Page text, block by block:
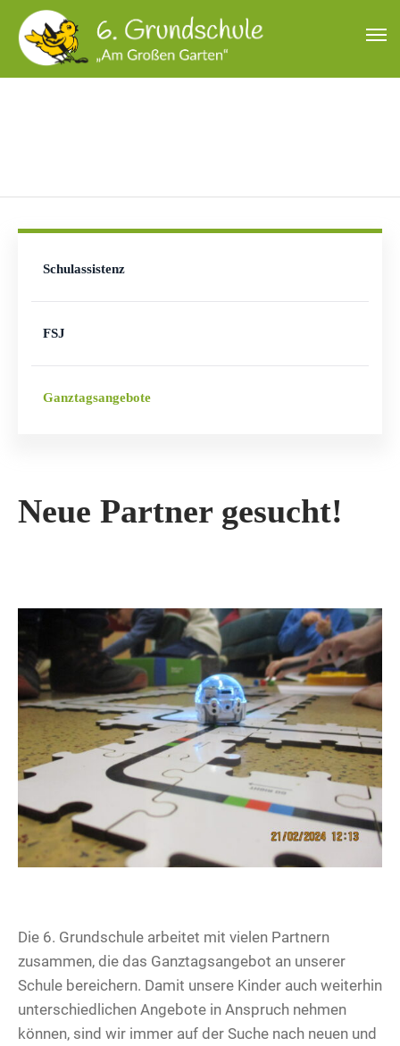
Schulassistenz
FSJ
Ganztagsangebote
Neue Partner gesucht!
Die 6. Grundschule arbeitet mit vielen Partnern
zusammen, die das Ganztagsangebot an unserer
Schule bereichern. Damit unsere Kinder auch weiterhin
unterschiedlichen Angebote in Anspruch nehmen
können, sind wir immer auf der Suche nach neuen und